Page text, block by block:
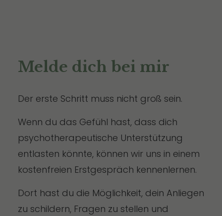
Melde dich bei mir
Der erste Schritt muss nicht groß sein.
Wenn du das Gefühl hast, dass dich
psychotherapeutische Unterstützung
entlasten könnte, können wir uns in einem
kostenfreien Erstgespräch kennenlernen.
Dort hast du die Möglichkeit, dein Anliegen
zu schildern, Fragen zu stellen und